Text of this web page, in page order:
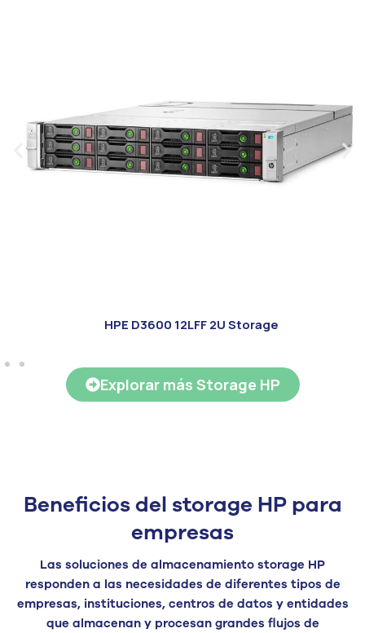
HPE D3600 12LFF 2U Storage
Explorar más Storage HP
Beneficios del storage HP para
empresas
Las soluciones de almacenamiento storage HP
responden a las necesidades de diferentes tipos de
empresas, instituciones, centros de datos y entidades
que almacenan y procesan grandes flujos de